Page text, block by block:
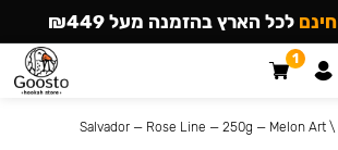
\
Salvador — Rose Line — 250g — Melon Art
חינם לכל הארץ בהזמנה מעל ₪449
1